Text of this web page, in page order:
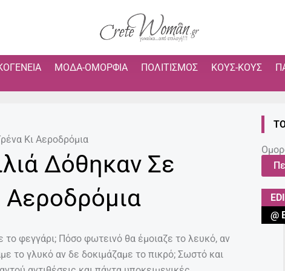
ΜΌΔΑ-ΟΜΟΡΦΙΆ ΠΟΛΙΤΙΣΜΌΣ ΚΟΥΣ-ΚΟΥΣ
Κι Αεροδρόμια
Δόθηκαν Σε
Αεροδρόμια
το φεγγάρι; Πόσο φωτεινό θα έμοιαζε το λευκό, αν
το γλυκό αν δε δοκιμάζαμε το πικρό; Σωστό και
@